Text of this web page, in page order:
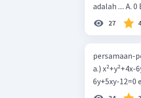
adalah .... A. 0
27
persamaan-
a.) x²+y²+4x-